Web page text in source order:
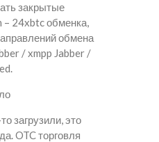
закрытые
– 24xbtc обменка,
обмена
/ xmpp Jabber /
загрузили, это
OTC торговля